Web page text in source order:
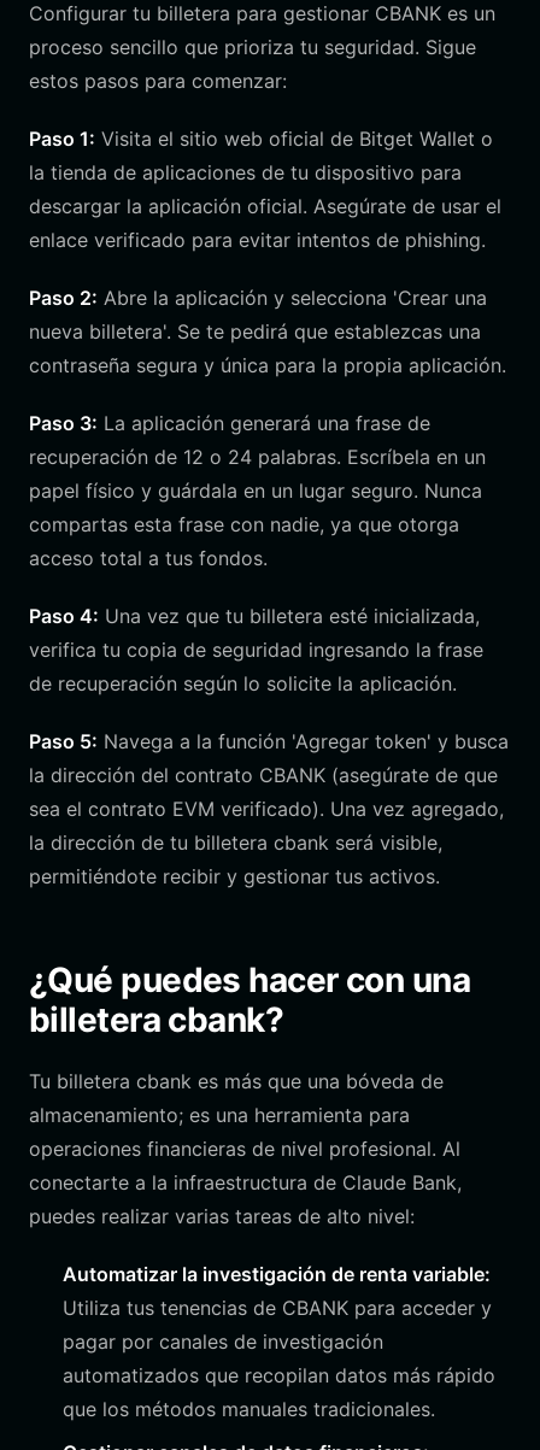
Configurar tu billetera para gestionar CBANK es un
proceso sencillo que prioriza tu seguridad. Sigue
estos pasos para comenzar:
Paso 1: Visita el sitio web oficial de Bitget Wallet o
la tienda de aplicaciones de tu dispositivo para
descargar la aplicación oficial. Asegúrate de usar el
enlace verificado para evitar intentos de phishing.
Paso 2: Abre la aplicación y selecciona 'Crear una
nueva billetera'. Se te pedirá que establezcas una
contraseña segura y única para la propia aplicación.
Paso 3: La aplicación generará una frase de
recuperación de 12 o 24 palabras. Escríbela en un
papel físico y guárdala en un lugar seguro. Nunca
compartas esta frase con nadie, ya que otorga
acceso total a tus fondos.
Paso 4: Una vez que tu billetera esté inicializada,
verifica tu copia de seguridad ingresando la frase
de recuperación según lo solicite la aplicación.
Paso 5: Navega a la función 'Agregar token' y busca
la dirección del contrato CBANK (asegúrate de que
sea el contrato EVM verificado). Una vez agregado,
la dirección de tu billetera cbank será visible,
permitiéndote recibir y gestionar tus activos.
¿Qué puedes hacer con una
billetera cbank?
Tu billetera cbank es más que una bóveda de
almacenamiento; es una herramienta para
operaciones financieras de nivel profesional. Al
conectarte a la infraestructura de Claude Bank,
puedes realizar varias tareas de alto nivel:
Automatizar la investigación de renta variable:
Utiliza tus tenencias de CBANK para acceder y
pagar por canales de investigación
automatizados que recopilan datos más rápido
que los métodos manuales tradicionales.